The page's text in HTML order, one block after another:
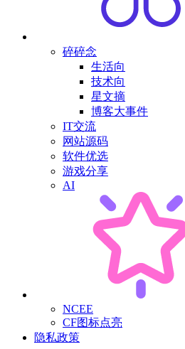
碎碎念
生活向
技术向
星文摘
博客大事件
IT交流
网站源码
软件优选
游戏分享
AI
NCEE
CF图标点亮
隐私政策